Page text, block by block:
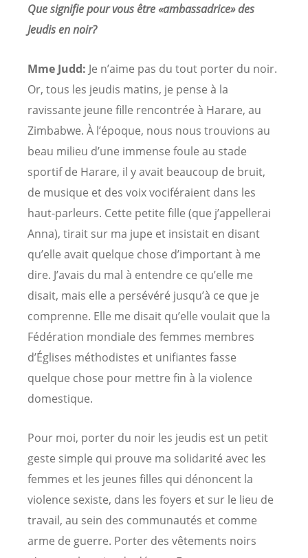
Que signifie pour vous être «ambassadrice» des
Jeudis en noir?
Mme Judd: Je n’aime pas du tout porter du noir.
Or, tous les jeudis matins, je pense à la
ravissante jeune fille rencontrée à Harare, au
Zimbabwe. À l’époque, nous nous trouvions au
beau milieu d’une immense foule au stade
sportif de Harare, il y avait beaucoup de bruit,
de musique et des voix vociféraient dans les
haut-parleurs. Cette petite fille (que j’appellerai
Anna), tirait sur ma jupe et insistait en disant
qu’elle avait quelque chose d’important à me
dire. J’avais du mal à entendre ce qu’elle me
disait, mais elle a persévéré jusqu’à ce que je
comprenne. Elle me disait qu’elle voulait que la
Fédération mondiale des femmes membres
d’Églises méthodistes et unifiantes fasse
quelque chose pour mettre fin à la violence
domestique.
Pour moi, porter du noir les jeudis est un petit
geste simple qui prouve ma solidarité avec les
femmes et les jeunes filles qui dénoncent la
violence sexiste, dans les foyers et sur le lieu de
travail, au sein des communautés et comme
arme de guerre. Porter des vêtements noirs